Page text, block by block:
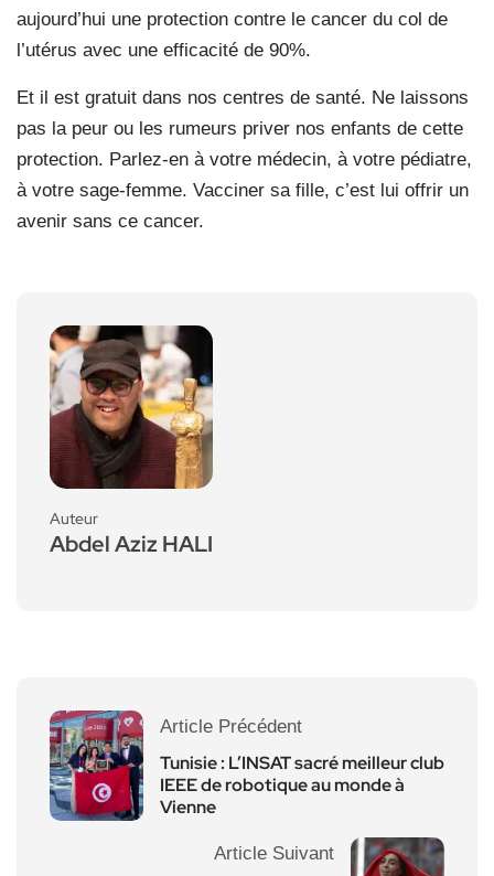
aujourd’hui une protection contre le cancer du col de
l’utérus avec une efficacité de 90%.
Et il est gratuit dans nos centres de santé. Ne laissons
pas la peur ou les rumeurs priver nos enfants de cette
protection. Parlez-en à votre médecin, à votre pédiatre,
à votre sage-femme. Vacciner sa fille, c’est lui offrir un
avenir sans ce cancer.
Auteur
Abdel Aziz HALI
Article Précédent
Tunisie : L’INSAT sacré meilleur club
IEEE de robotique au monde à
Vienne
Article Suivant